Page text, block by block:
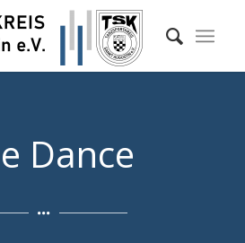
Dance